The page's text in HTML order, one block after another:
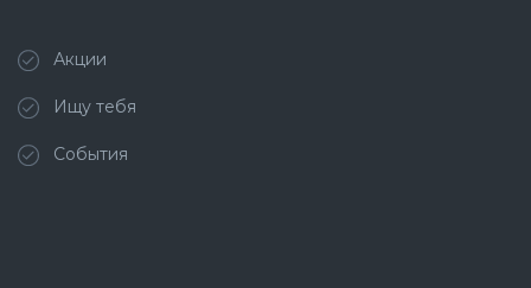
Акции
Ищу тебя
События